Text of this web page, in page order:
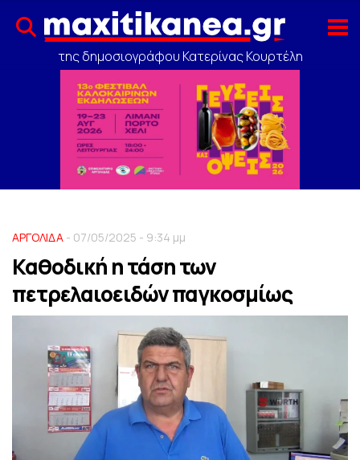
της δημοσιογράφου Κατερίνας Κουρτέλη
ΑΡΓΟΛΙΔΑ - 07/05/2025 - 9:34 μμ
Καθοδική η τάση των
πετρελαιοειδών παγκοσμίως